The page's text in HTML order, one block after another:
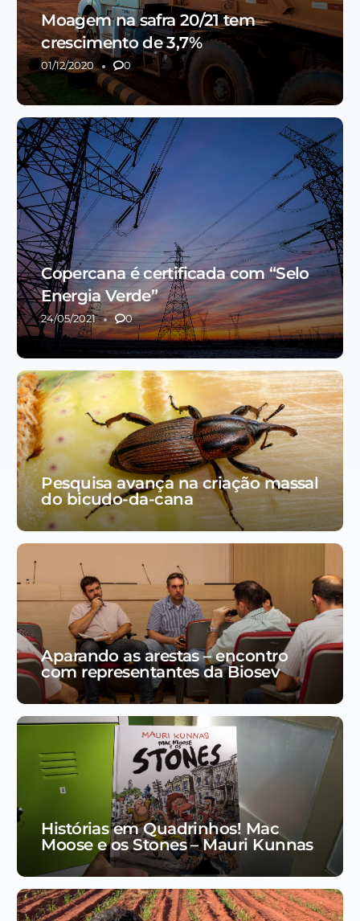
Moagem na safra 20/21 tem
crescimento de 3,7%
01/12/2020 0
Copercana é certificada com “Selo
Energia Verde”
24/05/2021 0
Pesquisa avança na criação massal
do bicudo-da-cana
Aparando as arestas – encontro
com representantes da Biosev
Histórias em Quadrinhos! Mac
Moose e os Stones – Mauri Kunnas